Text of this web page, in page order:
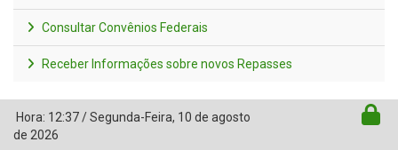
Consultar Convênios Federais
Receber Informações sobre novos Repasses
Hora: 12:37/Segunda-Feira, 10 de agosto
de 2026